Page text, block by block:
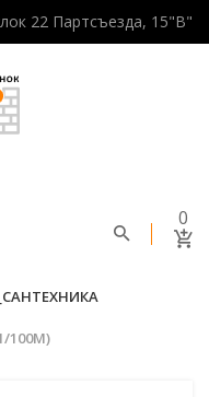
22 Партсъезда, 15"В"
0
САНТЕХНИКА
100М)